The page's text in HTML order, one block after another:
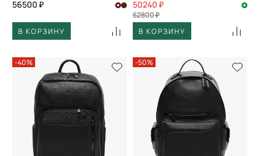
56500 ₽
В КОРЗИНУ
50240 ₽
62800 ₽
В КОРЗИНУ
-40% -50%